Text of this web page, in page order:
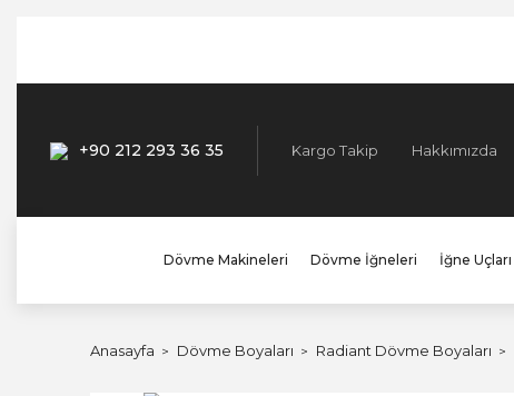
+90 212 293 36 35 Kargo Takip Hakkımızda
Dövme Makineleri Dövme İğneleri İğne Uçları
Anasayfa Dövme Boyaları Radiant Dövme Boyaları